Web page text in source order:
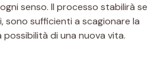
senso. Il processo stabilirà se
sono sufficienti a scagionare la
possibilità di una nuova vita.